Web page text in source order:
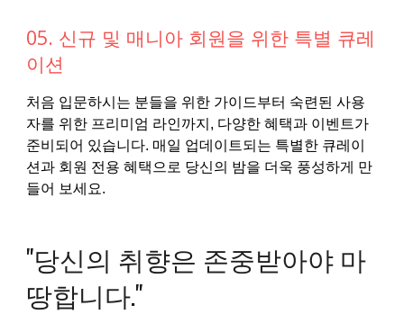
05. 신규 및 매니아 회원을 위한 특별 큐레
이션
처음 입문하시는 분들을 위한 가이드부터 숙련된 사용
자를 위한 프리미엄 라인까지, 다양한 혜택과 이벤트가
준비되어 있습니다. 매일 업데이트되는 특별한 큐레이
션과 회원 전용 혜택으로 당신의 밤을 더욱 풍성하게 만
들어 보세요.
"당신의 취향은 존중받아야 마
땅합니다."